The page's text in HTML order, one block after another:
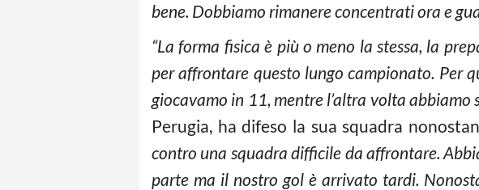
bene. Dobbiamo rimanere concentrati ora e
“La forma fisica è più o meno la stessa, la
per affrontare questo lungo campionato. Per
giocavamo in 11, mentre l’altra volta abbiamo
Perugia, ha difeso la sua squadra
contro una squadra difficile da affrontare.
parte ma il nostro gol è arrivato tardi.